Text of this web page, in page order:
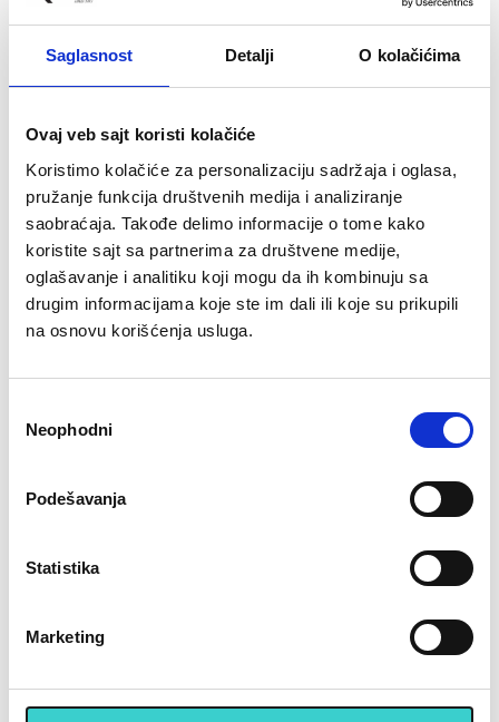
Saglasnost Detalji O kolačićima
Ovaj veb sajt koristi kolačiće
Koristimo kolačiće za personalizaciju sadržaja i oglasa,
pružanje funkcija društvenih medija i analiziranje
saobraćaja. Takođe delimo informacije o tome kako
koristite sajt sa partnerima za društvene medije,
oglašavanje i analitiku koji mogu da ih kombinuju sa
drugim informacijama koje ste im dali ili koje su prikupili
na osnovu korišćenja usluga.
сагласности
Neophodni
Podešavanja
Statistika
Marketing
ojacane gazne povrsine
nivelacija u odnosu na povrsinu na kojoj sprava stoji;
tezina zamajca 6 kg-prenosni kaiš ojačan- pokret u 2
dimenzije montirane sprave: 129 x 62 x 155
veličina pakovanja 111 x 37 x 56 (0,23 m3)
obezbedjen servis i svi rezervni delovi
Preporučeni artikli uz ovaj proizvod
RING Sobni bicikl RX 110
Placanje do 12 rata bez kamate karticom Banke Intese
32 god.sa Vama su Garancija poverenja